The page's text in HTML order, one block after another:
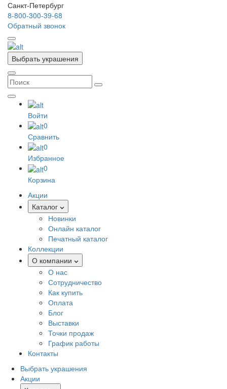
Санкт-Петербург
8-800-300-39-68
Обратный звонок
Выбрать украшения
Войти
0
Сравнить
0
Избранное
0
Корзина
Акции
Каталог
Новинки
Онлайн каталог
Печатный каталог
Коллекции
О компании
О нас
Сотрудничество
Как купить
Оплата
Блог
Выставки
Точки продаж
График работы
Контакты
Выбрать украшения
Акции